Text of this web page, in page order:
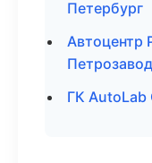
Петербург
Автоцентр
ГК